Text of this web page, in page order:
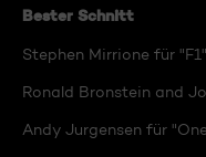
Bester Schnitt
Stephen Mirrione für "F1"
Ronald Bronstein and
Andy Jurgensen für